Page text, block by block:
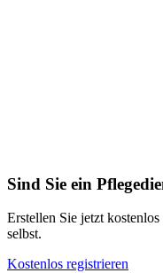
Sind Sie ein
Erstellen Sie jetzt
selbst.
Kostenlos registrieren